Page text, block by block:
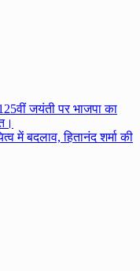
जयंती पर भाजपा का
में बदलाव, हितानंद शर्मा की